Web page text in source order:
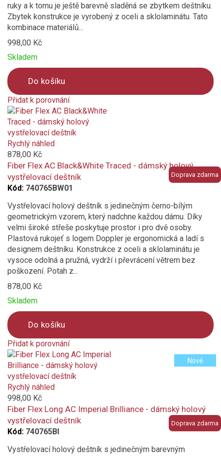
ruky a k tomu je ještě barevně sladěná se zbytkem deštníku.
Zbytek konstrukce je vyrobený z oceli a sklolaminátu. Tato
kombinace materiálů...
998,00 Kč
Skladem
Do košíku
Přidat k porovnání
Product
is
added
to
compare
Doprava zdarma
Rychlý náhled
878,00 Kč
Fiber Flex AC Black&White Traced - dámský holový
vystřelovací deštník
Kód: 740765BW01
Vystřelovací holový deštník s jedinečným černo-bílým
geometrickým vzorem, který nadchne každou dámu. Díky
velmi široké střeše poskytuje prostor i pro dvě osoby.
Plastová rukojeť s logem Doppler je ergonomická a ladí s
designem deštníku. Konstrukce z oceli a sklolaminátu je
vysoce odolná a pružná, vydrží i převrácení větrem bez
poškození. Potah z...
878,00 Kč
Skladem
Do košíku
Přidat k porovnání
Product
is
added
to
compare
Doprava zdarma
Rychlý náhled
998,00 Kč
Nové
Fiber Flex Long AC Imperial Brilliance - dámský holový
vystřelovací deštník
Kód: 740765BI
Vystřelovací holový deštník s jedinečným barevným